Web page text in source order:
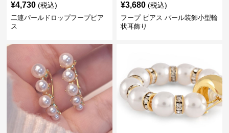
¥4,730 (税込)
二連パールドロップフープピア
ス
¥3,680 (税込)
フープ ピアス パール装飾小型輪
状耳飾り